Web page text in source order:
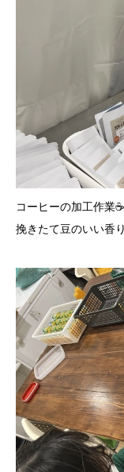
コーヒーの加工作業☕
挽きたて豆のいい香